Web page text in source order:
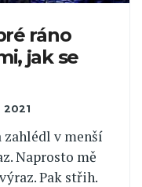
ráno
jak se
2021
zahlédl v menší
Naprosto mě
Pak střih.